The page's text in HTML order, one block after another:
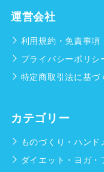
運営会社
利用規約・免責事項
プライバシーポリシ
特定商取引法に基づ
カテゴリー
ものづくり・ハン
ダイエット・ヨガ・